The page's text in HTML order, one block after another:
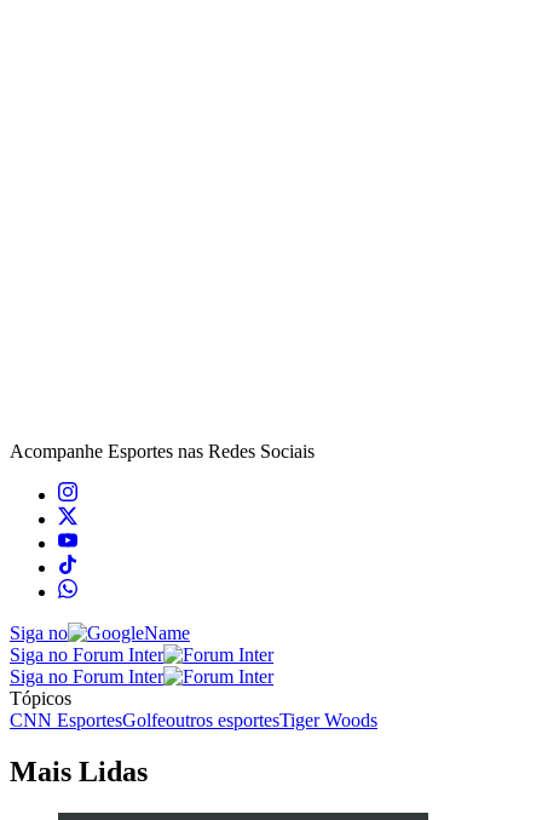
Acompanhe Esportes nas Redes Sociais
Siga no
Siga no Forum Inter
Siga no Forum Inter
Tópicos
CNN EsportesGolfeoutros esportesTiger Woods
Mais Lidas